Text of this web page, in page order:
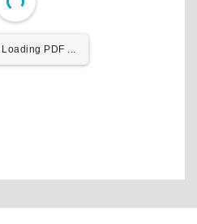
PDF ...